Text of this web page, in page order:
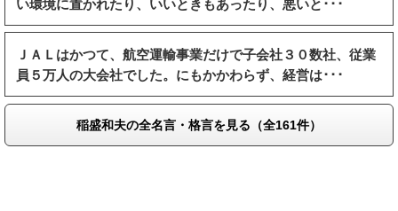
い環境に置かれたり、いいときもあったり、悪いと･･･
ＪＡＬはかつて、航空運輸事業だけで子会社３０数社、従業
員５万人の大会社でした。にもかかわらず、経営は･･･
稲盛和夫の全名言・格言を見る（全161件）